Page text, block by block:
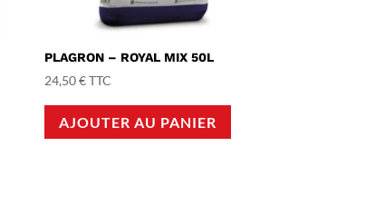
PLAGRON – ROYAL MIX 50L
24,50€TTC
AJOUTER AU PANIER